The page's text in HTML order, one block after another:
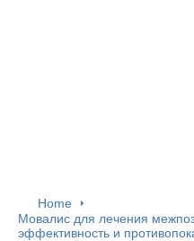
Home
Мовалис для лечения
эффективность и